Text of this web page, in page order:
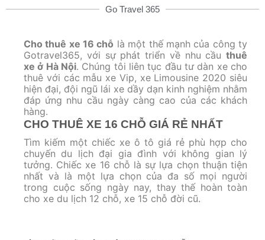
Go Travel 365
Cho thuê xe 16 chỗ là một thế mạnh của công ty
Gotravel365, với sự phát triển về nhu cầu thuê
xe ở Hà Nội. Chúng tôi liên tục đầu tư dàn xe cho
thuê với các mẫu xe Vip, xe Limousine 2020 siêu
hiện đại, đội ngũ lái xe dầy dạn kinh nghiệm nhằm
đáp ứng nhu cầu ngày càng cao của các khách
hàng.
CHO THUÊ XE 16 CHỖ GIÁ RẺ NHẤT
Tìm kiếm một chiếc xe ô tô giá rẻ phù hợp cho
chuyến du lịch đại gia đình với không gian lý
tưởng. Chiếc xe 16 chỗ là sự lựa chọn thuận tiện
nhất và là một lựa chọn của đa số mọi người
trong cuộc sống ngày nay, thay thế hoàn toàn
cho xe du lịch 12 chỗ, xe 15 chỗ đời cũ.